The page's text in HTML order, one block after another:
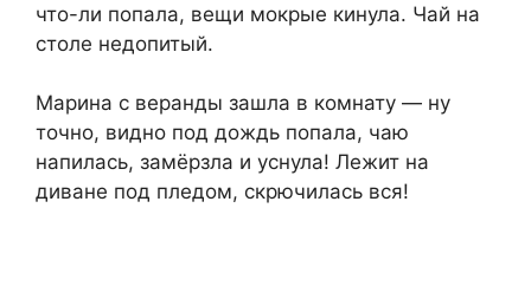
что-ли попала, вещи мокрые кинула. Чай на
столе недопитый.
Марина с веранды зашла в комнату — ну
точно, видно под дождь попала, чаю
напилась, замёрзла и уснула! Лежит на
диване под пледом, скрючилась вся!